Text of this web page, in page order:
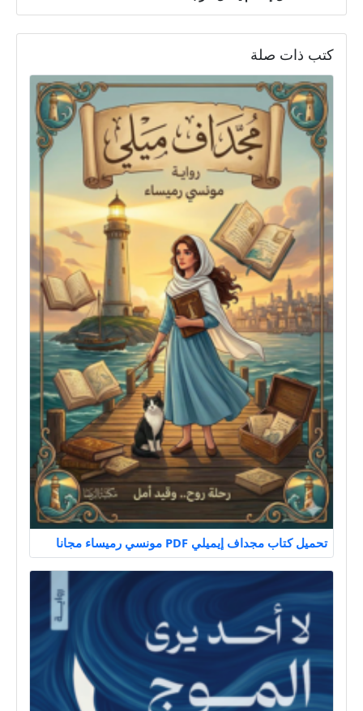
كتب ذات صلة
تحميل كتاب مجداف إيميلي PDF مونسي رميساء مجانا